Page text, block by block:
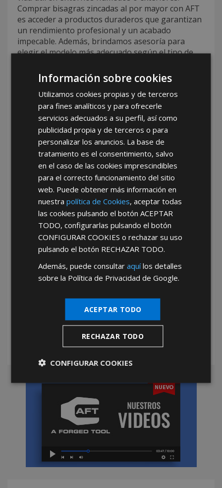
Comprar bisagras zincadas al por mayor con AFT
es acceder a productos duraderos que garantizan
un rendimiento profesional y un acabado
impecable. Además, brindamos asesoría para
elegir el modelo más adecuado según el tipo de
enfocado en facilitar cada etapa del proceso de
compra, desde la selección hasta la entrega,
asegurando una experiencia comercial fluida y
efectiva.
Tu mejor opción de mayorista de
ferretería con AFT
AFT estu mejor opción de mayorista de
ferreteríasi buscas un proveedor serio, con
experiencia y enfocado en ofrecer productos que
realmente marquen la diferencia. Como proveedor
de bisagras zincadas y como mayorista de
bisagras zincadas, destacamos por nuestra
capacidad para adaptarnos a cada cliente,
brindando soluciones rápidas, efectivas y con una
atención completamente personalizada. Nuestro
catálogo de bisagras zincadas al por mayor está
diseñado para satisfacer las expectativas de
profesionales exigentes que buscan herramientas
combinamos calidad, compromiso y agilidad,
consolidándonos como tu mejor opción de
mayorista de ferretería para todo tipo de
proyectos, con productos que garantizan
resultados sólidos y duraderos.
Información sobre cookies
Utilizamos cookies propias y de terceros
para fines analíticos y para ofrecerle
servicios adecuados a su perfil, así como
publicidad propia y de terceros o para
personalizar los anuncios. La base de
tratamiento es el consentimiento, salvo
en el caso de las cookies imprescindibles
para el correcto funcionamiento del sitio
web. Puede obtener más información en
nuestrapolítica de Cookies, aceptar todas
las cookies pulsando el botónACEPTAR
TODO, configurarlas pulsando el botón
CONFIGURAR COOKIES o rechazar su uso
pulsando el botón RECHAZAR TODO.
Además, puede consultaraquílos detalles
sobre la Política de Privacidad de Google.
ACEPTAR TODO
RECHAZAR TODO
CONFIGURAR COOKIES